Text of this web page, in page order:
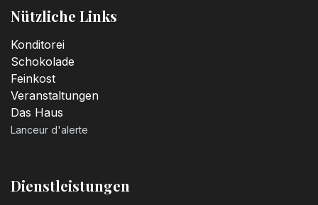
Nützliche Links
Konditorei
Schokolade
Feinkost
Veranstaltungen
Das Haus
Lanceur d'alerte
Dienstleistungen